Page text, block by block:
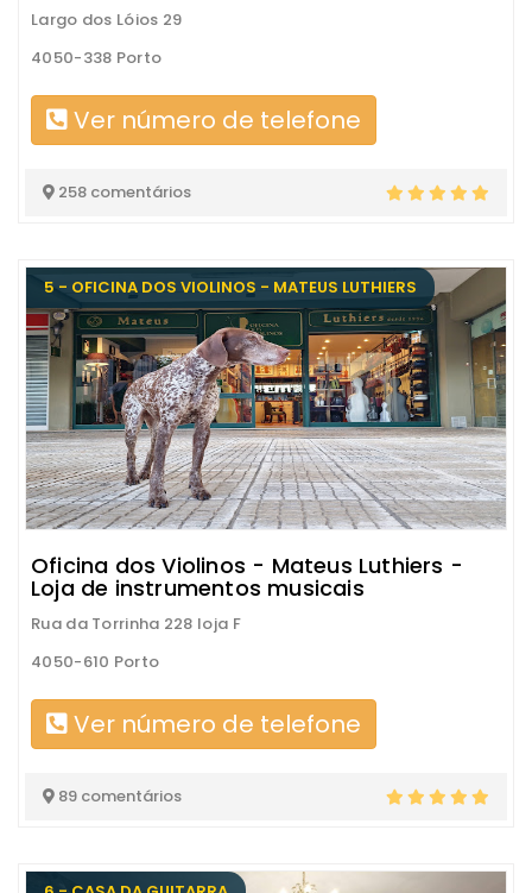
Largo dos Lóios 29
4050-338 Porto
Ver número de telefone
258 comentários
5 - OFICINA DOS VIOLINOS - MATEUS LUTHIERS
Oficina dos Violinos - Mateus Luthiers -
Loja de instrumentos musicais
Rua da Torrinha 228 loja F
4050-610 Porto
Ver número de telefone
89 comentários